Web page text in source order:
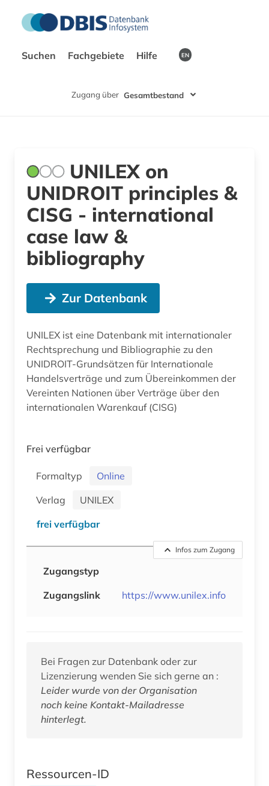
Suchen Fachgebiete Hilfe EN
Zugang über Gesamtbestand
UNILEX on
UNIDROIT principles &
CISG - international
case law &
bibliography
Zur Datenbank
UNILEX ist eine Datenbank mit internationaler
Rechtsprechung und Bibliographie zu den
UNIDROIT-Grundsätzen für Internationale
Handelsverträge und zum Übereinkommen der
Vereinten Nationen über Verträge über den
internationalen Warenkauf (CISG)
Frei verfügbar
Formaltyp
Online
Verlag
UNILEX
frei verfügbar
Infos zum Zugang
Zugangstyp
Zugangslink
https://www.unilex.info
Bei Fragen zur Datenbank oder zur
Lizenzierung wenden Sie sich gerne an :
Leider wurde von der Organisation
noch keine Kontakt-Mailadresse
hinterlegt.
Ressourcen-ID